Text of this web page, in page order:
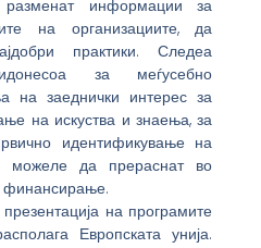
информации за
на организациите, да
практики. Следеа
за меѓусебно
на заеднички интерес за
на искуства и знаења, за
идентификување на
можеле да прераснат во
финансирање.
на програмите
Европската унија.